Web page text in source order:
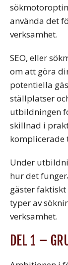
använda det
verksamhet.
SEO, eller
om att göra
potentiella
ställplatser
utbildningen
skillnad i
komplicerade
Under
hur det
gäster
typer av
verksamhet.
DEL 1 –